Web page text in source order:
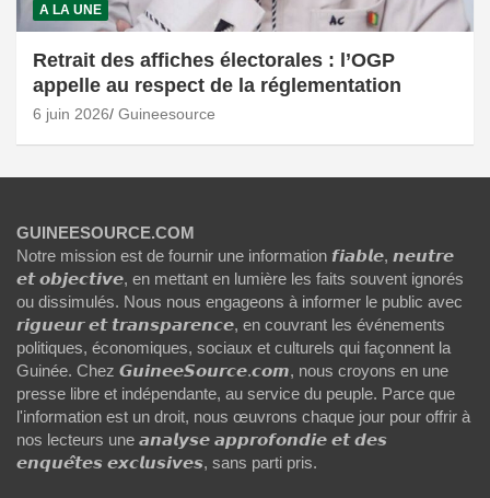
A LA UNE
Retrait des affiches électorales : l’OGP
appelle au respect de la réglementation
6 juin 2026 Guineesource
GUINEESOURCE.COM
Notre mission est de fournir une information 𝙛𝙞𝙖𝙗𝙡𝙚, 𝙣𝙚𝙪𝙩𝙧𝙚
𝙚𝙩 𝙤𝙗𝙟𝙚𝙘𝙩𝙞𝙫𝙚, en mettant en lumière les faits souvent ignorés
ou dissimulés. Nous nous engageons à informer le public avec
𝙧𝙞𝙜𝙪𝙚𝙪𝙧 𝙚𝙩 𝙩𝙧𝙖𝙣𝙨𝙥𝙖𝙧𝙚𝙣𝙘𝙚, en couvrant les événements
politiques, économiques, sociaux et culturels qui façonnent la
Guinée. Chez 𝙂𝙪𝙞𝙣𝙚𝙚𝙎𝙤𝙪𝙧𝙘𝙚.𝙘𝙤𝙢, nous croyons en une
presse libre et indépendante, au service du peuple. Parce que
l'information est un droit, nous œuvrons chaque jour pour offrir à
nos lecteurs une 𝙖𝙣𝙖𝙡𝙮𝙨𝙚 𝙖𝙥𝙥𝙧𝙤𝙛𝙤𝙣𝙙𝙞𝙚 𝙚𝙩 𝙙𝙚𝙨
𝙚𝙣𝙦𝙪𝙚̂𝙩𝙚𝙨 𝙚𝙭𝙘𝙡𝙪𝙨𝙞𝙫𝙚𝙨, sans parti pris.